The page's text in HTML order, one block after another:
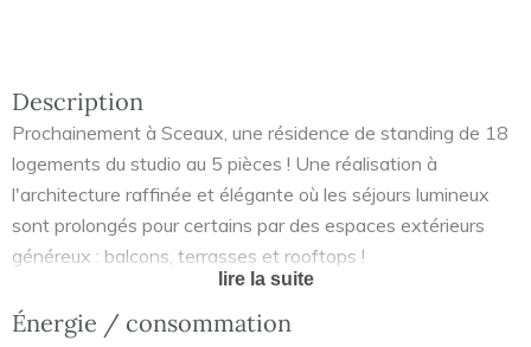
Description
Prochainement à Sceaux, une résidence de standing de 18
logements du studio au 5 pièces ! Une réalisation à
l'architecture raffinée et élégante où les séjours lumineux
sont prolongés pour certains par des espaces extérieurs
généreux : balcons, terrasses et rooftops !
lire la suite
Énergie / consommation